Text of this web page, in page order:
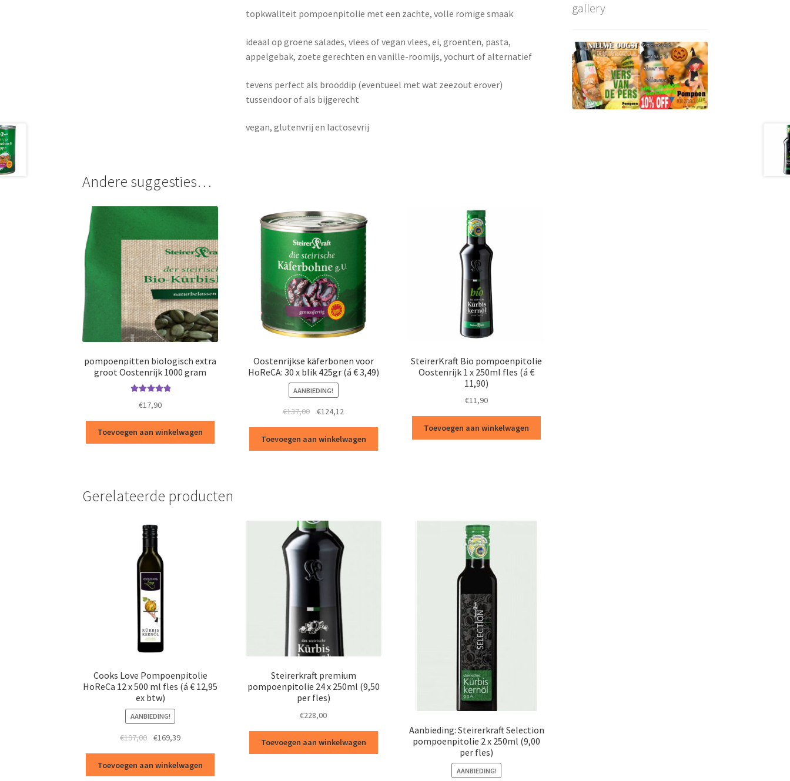
topkwaliteit pompoenpitolie met een zachte, volle romige smaak
ideaal op groene salades, vlees of vegan vlees, ei, groenten, pasta,
appelgebak, zoete gerechten en vanille-roomijs, yochurt of alternatief
tevens perfect als brooddip (eventueel met wat zeezout erover)
tussendoor of als bijgerecht
vegan, glutenvrij en lactosevrij
Andere suggesties…
pompoenpitten biologisch extra
groot Oostenrijk 1000 gram
5.00 uit 5
€17,90
Toevoegen aan winkelwagen
Oostenrijkse käferbonen voor
HoReCA: 30 x blik 425gr (á € 3,49)
AANBIEDING!
€137,00
Oorspronkelijke
was:
€137,00.
€124,12
is:
€124,12.
Toevoegen aan winkelwagen
SteirerKraft Bio pompoenpitolie
Oostenrijk 1 x 250ml fles (á €
11,90)
€11,90
Toevoegen aan winkelwagen
Gerelateerde producten
Cooks Love Pompoenpitolie
HoReCa 12 x 500 ml fles (á € 12,95
ex btw)
AANBIEDING!
€197,00
Oorspronkelijke
was:
€197,00.
€169,39Huidige
is:
€169,39.
Toevoegen aan winkelwagen
Steirerkraft premium
pompoenpitolie 24 x 250ml (9,50
per fles)
€228,00
Toevoegen aan winkelwagen
Aanbieding: Steirerkraft Selection
pompoenpitolie 2 x 250ml (9,00
per fles)
AANBIEDING!
gallery